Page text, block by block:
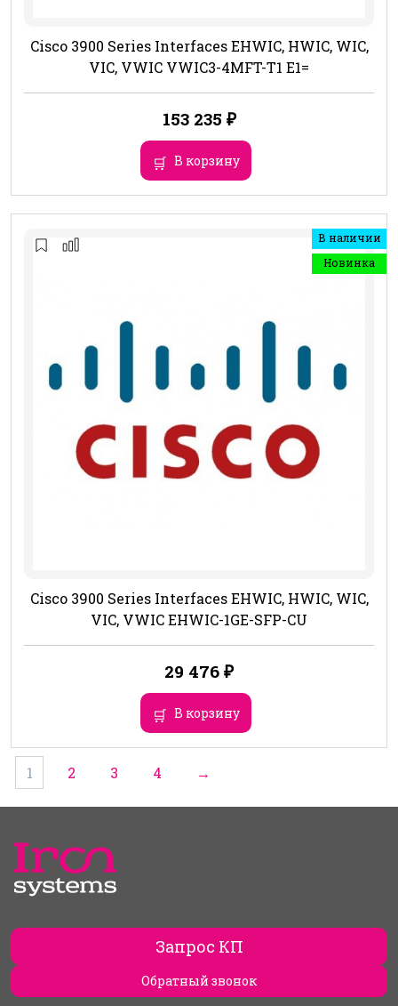
Cisco 3900 Series Interfaces EHWIC, HWIC, WIC,
VIC, VWIC VWIC3-4MFT-T1 E1=
153 235 ₽
В корзину
В наличии
Новинка
Cisco 3900 Series Interfaces EHWIC, HWIC, WIC,
VIC, VWIC EHWIC-1GE-SFP-CU
29 476 ₽
В корзину
1 2 3 4 →
Запрос КП
Обратный звонок